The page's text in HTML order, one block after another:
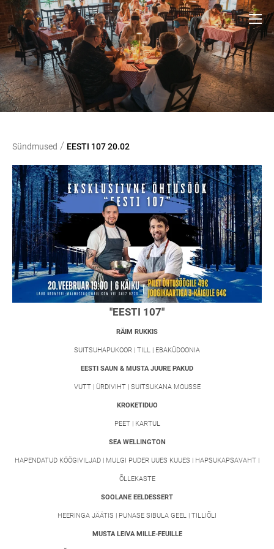
Sündmused / EESTI 107 20.02
"EESTI 107"
RÄIM RUKKIS
SUITSUHAPUKOOR | TILL | EBAKÜDOONIA
EESTI SAUN & MUSTA JUURE PAKUD
VUTT | ÜRDIVIHT | SUITSUKANA MOUSSE
KROKETIDUO
PEET | KARTUL
SEA WELLINGTON
HAPENDATUD KÖÖGIVILJAD | MULGI PUDER UUES KUUES | HAPSUKAPSAVAHT |
ÕLLEKASTE
SOOLANE EELDESSERT
HEERINGA JÄÄTIS | PUNASE SIBULA GEEL | TILLIÕLI
MUSTA LEIVA MILLE-FEUILLE